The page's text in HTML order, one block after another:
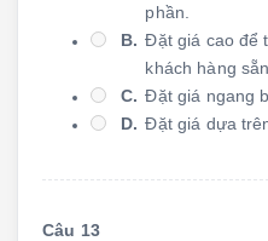
phần.
B. Đặt giá cao để
khách hàng
C. Đặt giá ngang
D. Đặt giá dựa
Câu 13